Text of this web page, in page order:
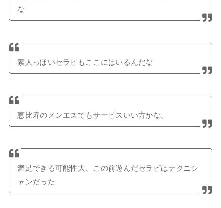
な
素人っぽいセラピもここにはいるんだな
恵比寿のメンエスでもサービスいい方かな。
満足できる可能性大、この前遊んだセラピはテクニシ
ャンだった